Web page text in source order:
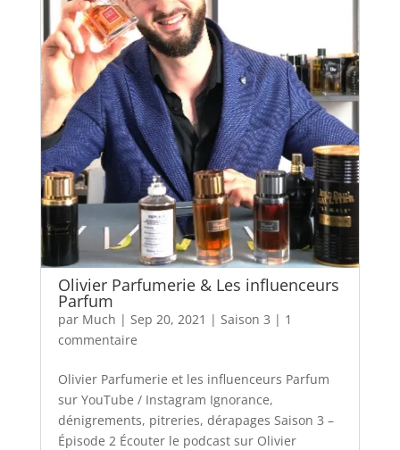
Olivier Parfumerie & Les influenceurs
Parfum
par Much | Sep 20, 2021 | Saison 3 | 1
commentaire
Olivier Parfumerie et les influenceurs Parfum
sur YouTube / Instagram Ignorance,
dénigrements, pitreries, dérapages Saison 3 –
Épisode 2 Écouter le podcast sur Olivier